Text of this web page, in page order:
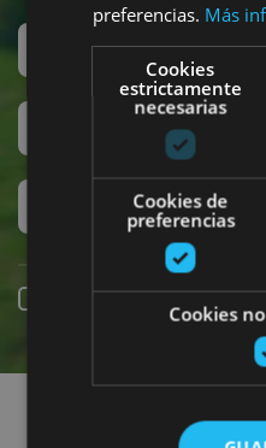
Accesibilidad
Turismo regenerativo
Experiencias exclusivas
Online booking
preferencias. Más
Cookies
estrictamente
necesarias
Cookies de
preferencias
Cookies